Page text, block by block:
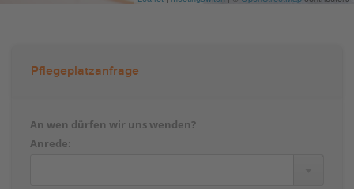
Pflegeplatzanfrage
An wen dürfen wir uns wenden?
Anrede: